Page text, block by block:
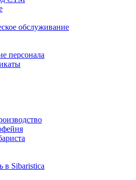
обслуживание
персонала
в Sibaristica